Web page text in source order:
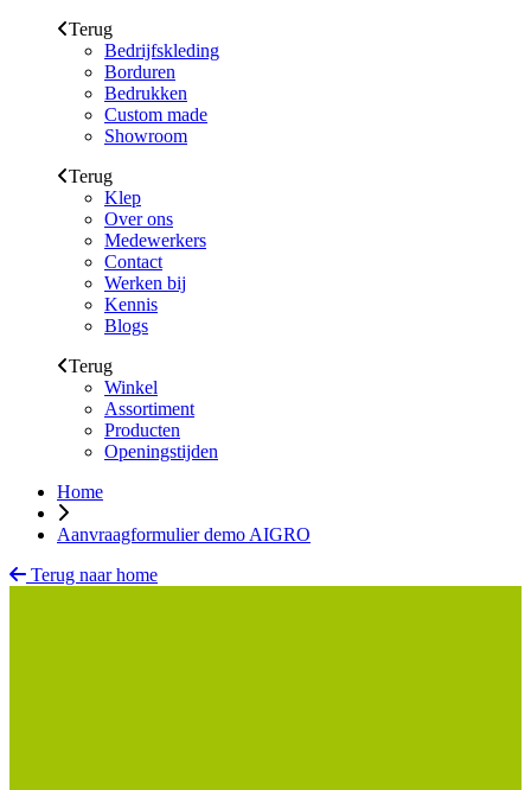
Terug
Bedrijfskleding
Borduren
Bedrukken
Custom made
Showroom
Terug
Klep
Over ons
Medewerkers
Contact
Werken bij
Kennis
Blogs
Terug
Winkel
Assortiment
Producten
Openingstijden
Home
Aanvraagformulier demo AIGRO
Terug naar home